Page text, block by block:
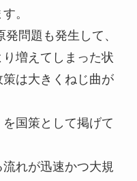
。
問題も発生して、
増えてしまった状
は大きくねじ曲が
国策として掲げて
れが迅速かつ大規